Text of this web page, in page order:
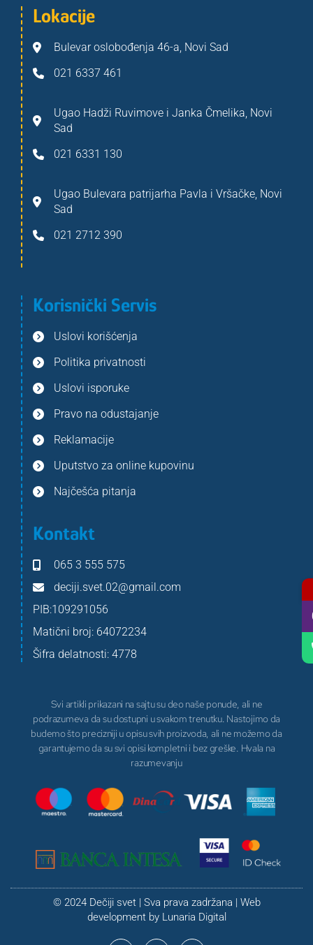
Lokacije
Bulevar oslobođenja 46-a, Novi Sad
021 6337 461
Ugao Hadži Ruvimove i Janka Čmelika, Novi
Sad
021 6331 130
Ugao Bulevara patrijarha Pavla i Vršačke, Novi
Sad
021 2712 390
Korisnički Servis
Uslovi korišćenja
Politika privatnosti
Uslovi isporuke
Pravo na odustajanje
Reklamacije
Uputstvo za online kupovinu
Najčešća pitanja
Kontakt
065 3 555 575
deciji.svet.02@gmail.com
PIB:109291056
Matični broj: 64072234
Šifra delatnosti: 4778
Svi artikli prikazani na sajtu su deo naše ponude, ali ne
podrazumeva da su dostupni u svakom trenutku. Nastojimo da
budemo što precizniji u opisu svih proizvoda, ali ne možemo da
garantujemo da su svi opisi kompletni i bez greške. Hvala na
razumevanju
© 2024 Dečiji svet | Sva prava zadržana | Web
development by Lunaria Digital